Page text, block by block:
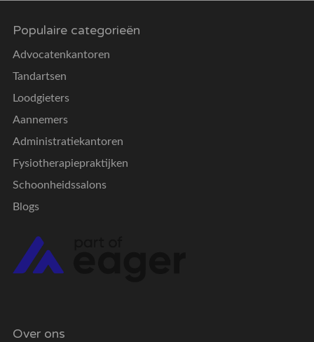
Populaire categorieën
Advocatenkantoren
Tandartsen
Loodgieters
Aannemers
Administratiekantoren
Fysiotherapiepraktijken
Schoonheidssalons
Blogs
Over ons